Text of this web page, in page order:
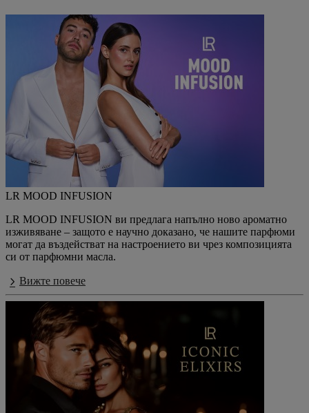
LR MOOD INFUSION
LR MOOD INFUSION ви предлага напълно ново ароматно
изживяване – защото е научно доказано, че нашите парфюми
могат да въздействат на настроението ви чрез композицията
си от парфюмни масла.
Вижте повече